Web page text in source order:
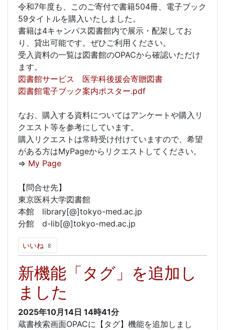
令和7年度も、このご寄付で書籍504冊、電子ブック
59タイトルを購入いたしました。
書籍は4キャンパス図書館内で展示・配架してお
り、貸出可能です。ぜひご利用ください。
受入資料の一覧は図書館のOPACから確認いただけ
ます。
図書館サービス 医学科後援会寄贈図書
図書館電子ブック案内ポスター.pdf
なお、購入する資料についてはアンケートや購入リ
クエスト等を参考にしています。
購入リクエストは常時受け付けていますので、希望
がある方はMyPageからリクエストしてください。
⇒ My Page
【問合せ先】
東京医科大学図書館
本館 library[@]tokyo-med.ac.jp
分館 d-lib[@]tokyo-med.ac.jp
いいね 8
新機能「タグ」を追加し
ました
2025年10月14日 14時41分
蔵書検索画面OPACに【タグ】機能を追加しまし